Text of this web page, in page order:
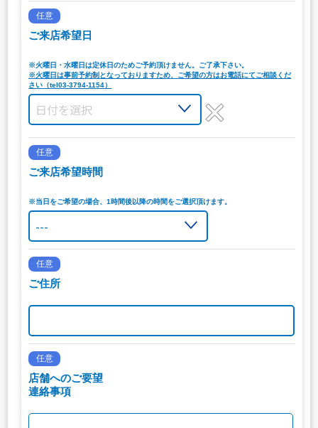
任意
ご来店希望日
※火曜日・水曜日は定休日のためご予約頂けません。ご了承下さい。
※火曜日は事前予約制となっておりますため、ご希望の方はお電話にてご相談くだ
さい（tel03-3794-1154）
任意
ご来店希望時間
※当日をご希望の場合、1時間後以降の時間をご選択頂けます。
任意
ご住所
任意
店舗へのご要望
連絡事項